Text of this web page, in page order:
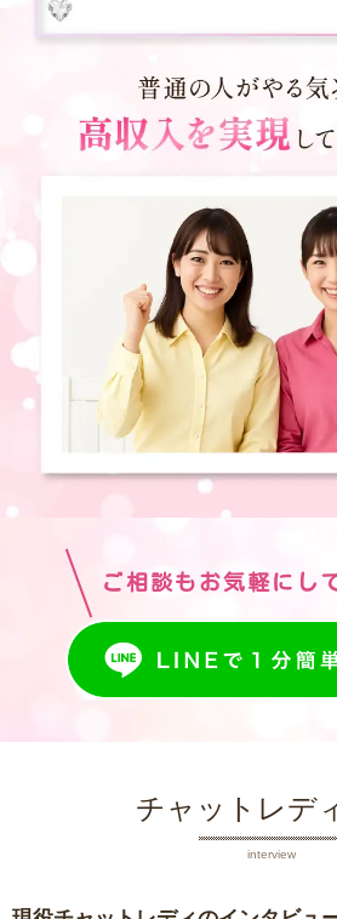
ご相談もお気軽にし
チャットレデ
interview